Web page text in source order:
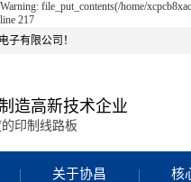
Warning: file_put_contents(/home/
line 217
子有限公司！
造高新技术企业
印制线路板
关于协昌 核